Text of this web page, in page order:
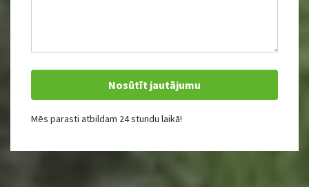
Mēs parasti atbildam 24 stundu laikā!